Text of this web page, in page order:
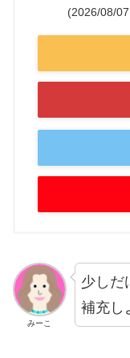
(2026/08/
みーこ
少しだ
補充し